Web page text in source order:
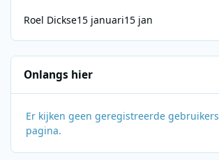
Roel Dickse15 januari15 jan
Onlangs hier
Er kijken geen geregistreerde
pagina.